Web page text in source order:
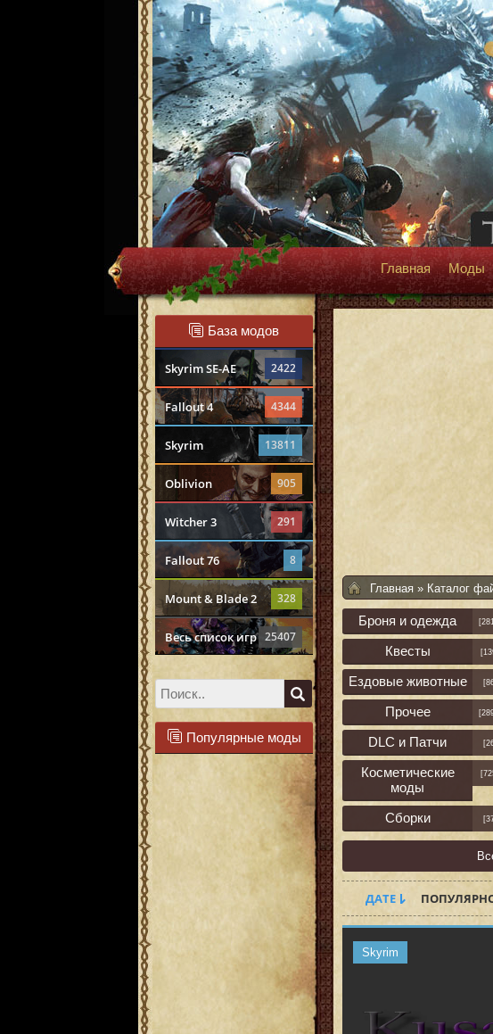
Главная Моды
База модов
Skyrim SE-AE 2422
Fallout 4 4344
Skyrim 13811
Oblivion 905
Witcher 3 291
Fallout 76 8
Mount & Blade 2 328
Весь список игр 25407
Популярные моды
Главная » Каталог
Броня и одежда
Квесты
Ездовые животные
Прочее
DLC и Патчи
Косметические
моды
Сборки
ДАТЕ
Skyrim